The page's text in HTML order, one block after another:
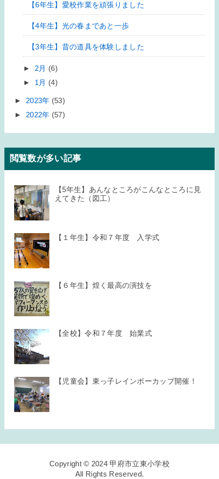
【6年生】愛校作業を頑張りました
【4年生】光の春まであと一歩
【3年生】昔の道具を体験しました
► 2月 (6)
► 1月 (4)
► 2023年 (53)
► 2022年 (57)
閲覧数が多い記事
【5年生】あんなところがこんなところに見
えてきた（図工）
【１年生】令和７年度 入学式
【６年生】煌く最高の演技を
【全校】令和７年度 始業式
【児童会】東っ子レインボーカップ開催！
Copyright © 2024 甲府市立東小学校
All Rights Reserved.